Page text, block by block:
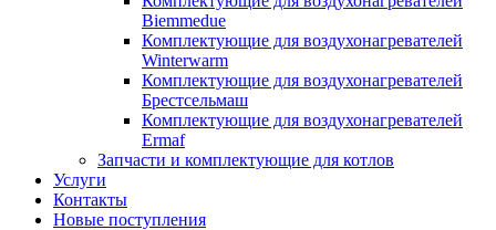
Biemmedue
Комплектующие для воздухонагревателей
Winterwarm
Комплектующие для воздухонагревателей
Брестсельмаш
Комплектующие для воздухонагревателей
Ermaf
Запчасти и комплектующие для котлов
Услуги
Контакты
Новые поступления